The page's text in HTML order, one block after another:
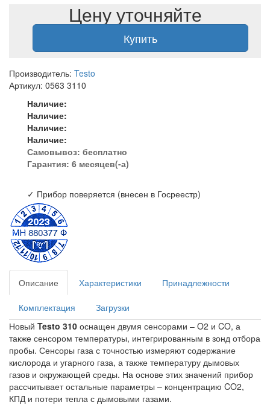
Цену уточняйте
Купить
Производитель: Testo
Артикул: 0563 3110
Наличие:
Наличие:
Наличие:
Наличие:
Самовывоз: бесплатно
Гарантия: 6 месяцев(-а)
✓ Прибор поверяется (внесен в Госреестр)
Описание Характеристики Принадлежности
Комплектация
Загрузки
Новый Testo 310 оснащен двумя сенсорами – O2 и CO, а
также сенсором температуры, интегрированным в зонд отбора
пробы. Сенсоры газа с точностью измеряют содержание
кислорода и угарного газа, а также температуру дымовых
газов и окружающей среды. На основе этих значений прибор
рассчитывает остальные параметры – концентрацию CO2,
КПД и потери тепла с дымовыми газами.